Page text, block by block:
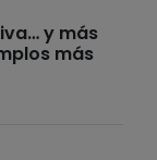
y más
más